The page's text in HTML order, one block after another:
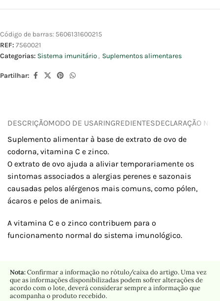
Código de barras: 5606131600215
REF: 7560021
Categorias: Sistema imunitário , Suplementos alimentares
Partilhar:
DESCRIÇÃOMODO DE USARINGREDIENTESDECLARAÇÃO
Suplemento alimentar à base de extrato de ovo de
codorna, vitamina C e zinco.
O extrato de ovo ajuda a aliviar temporariamente os
sintomas associados a alergias perenes e sazonais
causadas pelos alérgenos mais comuns, como pólen,
ácaros e pelos de animais.
A vitamina C e o zinco contribuem para o
funcionamento normal do sistema imunológico.
Nota:Confirmar a informação no rótulo/caixa do artigo. Uma vez
que as informações disponibilizadas podem sofrer alterações de
acordo com o lote, deverá considerar sempre a informação que
acompanha o produto recebido.